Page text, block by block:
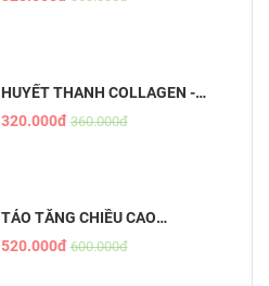
THAI
HUYẾT THANH COLLAGEN -
PURE BEAU ESSENCE
320.000đ 360.000đ
TẢO TĂNG CHIỀU CAO
SHINSHIN KAKUMEI
520.000đ 600.000đ